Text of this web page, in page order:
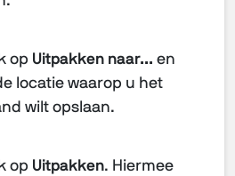
op Uitpakken naar... en
locatie waarop u het
wilt opslaan.
op Uitpakken. Hiermee